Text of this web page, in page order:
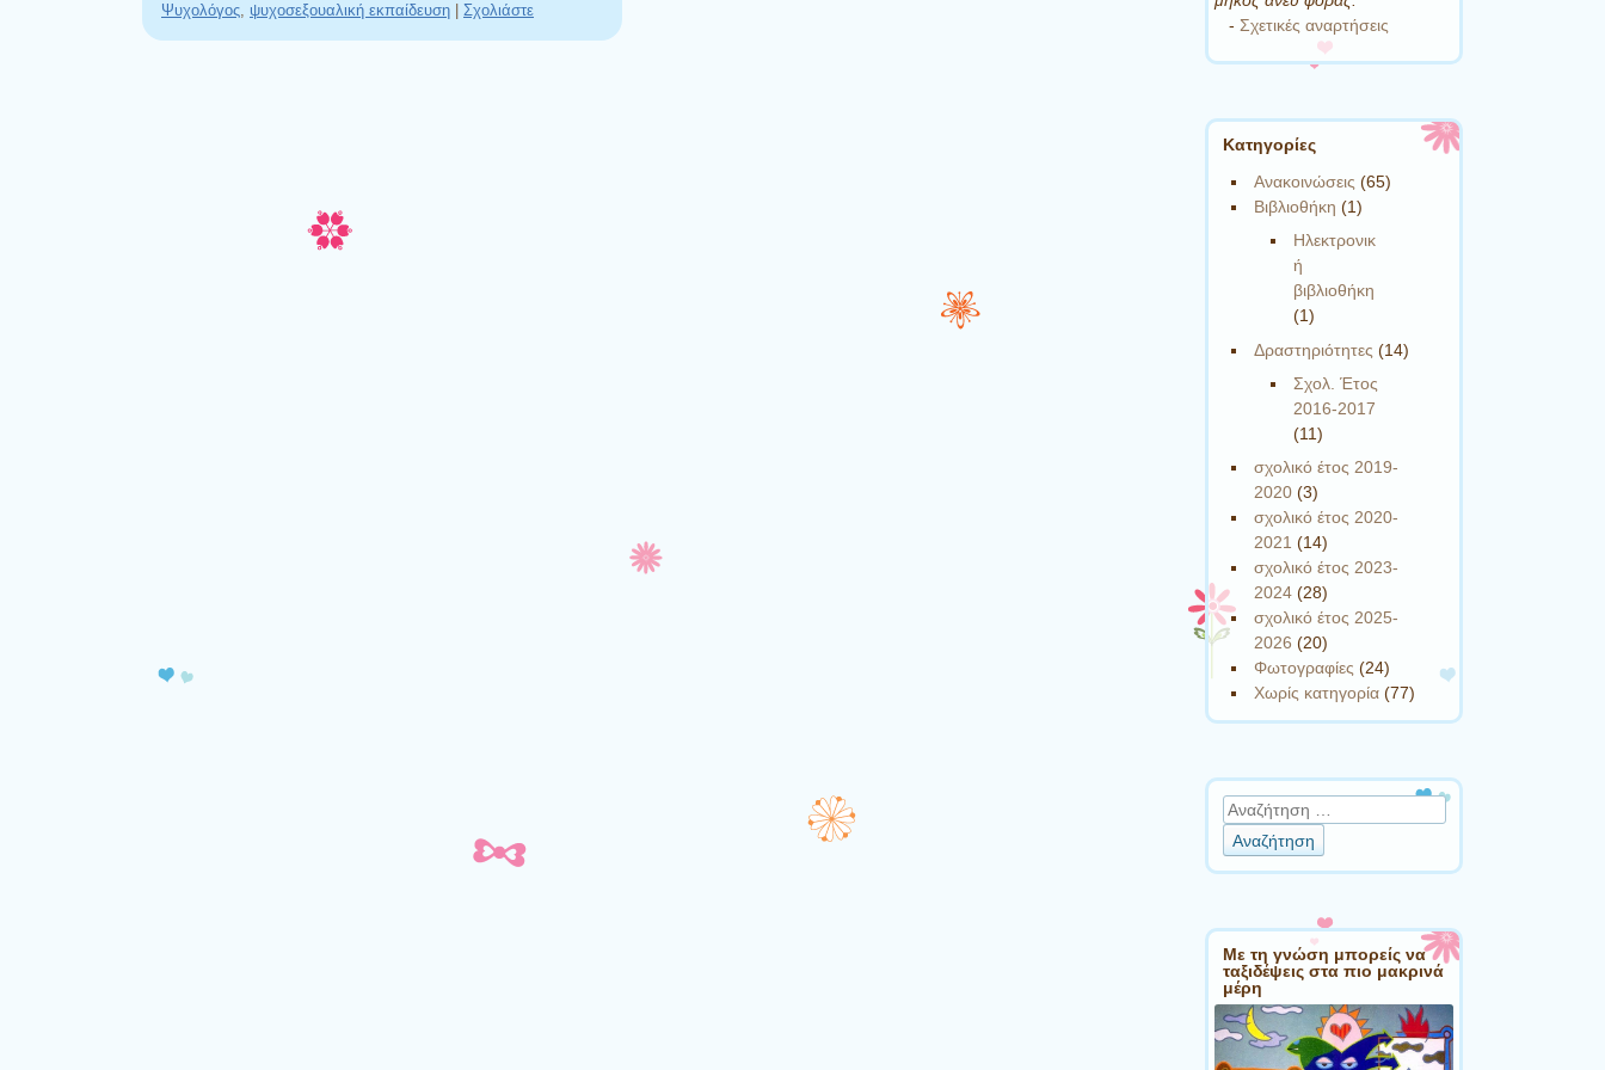
Ψυχολόγος ψυχοσεξουαλική εκπαίδευση Σχολιάστε
- Σχετικές αναρτήσεις
Kατηγορίες
Ανακοινώσεις (65)
Βιβλιοθήκη (1)
Ηλεκτρονικ
ή
βιβλιοθήκη
(1)
Δραστηριότητες (14)
Σχολ. Έτος
2016-2017
(11)
σχολικό έτος 2019-
2020 (3)
σχολικό έτος 2020-
2021 (14)
σχολικό έτος 2023-
2024 (28)
σχολικό έτος 2025-
2026 (20)
Φωτογραφίες (24)
Χωρίς κατηγορία (77)
Αναζήτηση
Με τη γνώση μπορείς να
ταξιδέψεις στα πιο μακρινά
μέρη